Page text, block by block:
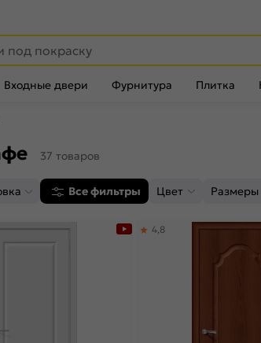
Входные двери Фурнитура Плитка
37 товаров
Все фильтры Цвет Размеры
4,8